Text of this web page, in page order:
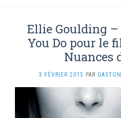
Ellie Goulding
You Do pour le
Nuances
3 FÉVRIER 2015 PAR GASTON